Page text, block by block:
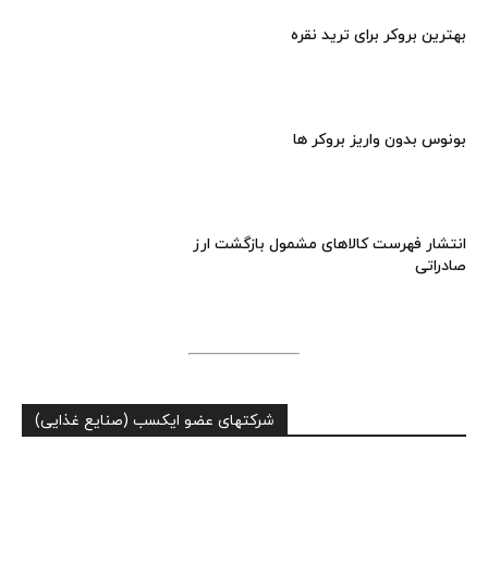
بهترین بروکر برای ترید نقره
بونوس بدون واریز بروکر ها
انتشار فهرست کالاهای مشمول بازگشت ارز
صادراتی
شرکتهای عضو ایکسب (صنایع غذایی)